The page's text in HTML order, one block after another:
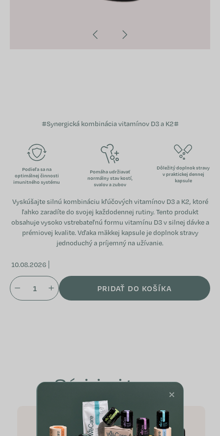
#Synergická kombinácia vitamínov D3 a K2#
Podieľa sa na
optimálnej činnosti
imunitného systému
Pomáha udržiavať
normálny stav kostí,
svalov a zubov
Dôležitý doplnok stravy
v praktickej dennej
kapsule
Vyskúšajte silnú kombináciu kľúčových vitamínov D3 a K2, ktoré
ľahko zaradíte do svojej každodennej rutiny. Tento produkt
obsahuje vysoko vstrebateľnú formu vitamínu D3 v silnej dávke a
prémiovej kvalite. Vďaka mäkkej kapsule je doplnok stravy
jednoduchý a príjemný na užívanie.
10.08.2026
PRIDAŤ DO KOŠÍKA
Súvisiaci tovar
×